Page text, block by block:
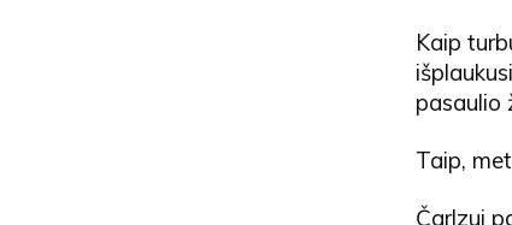
Kaip
pasaulio
Taip,
Čarlzui